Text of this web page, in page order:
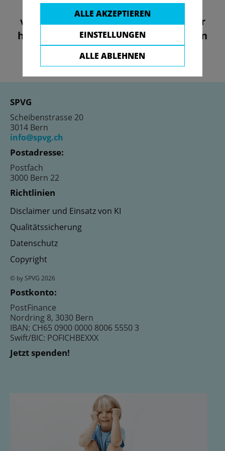
Falls Sie Ihren Benutzernamen
vergessen oder nicht mehr verfügbar
haben, senden Sie bitte eine E-Mail an
info@spvg.ch
ALLE AKZEPTIEREN
EINSTELLUNGEN
ALLE ABLEHNEN
SPVG
Scheibenstrasse 20
3014 Bern
info@spvg.ch
Postadresse:
Postfach
3000 Bern 22
Richtlinien
Disclaimer und Einsatz von KI
Qualitätssicherung
Datenschutz
Copyright
© by SPVG 2026
Postkonto:
PostFinance
Nordring 8, 3030 Bern
IBAN: CH65 0900 0000 8006 5550 3
Swift/BIC: POFICHBEXXX
Jetzt spenden!